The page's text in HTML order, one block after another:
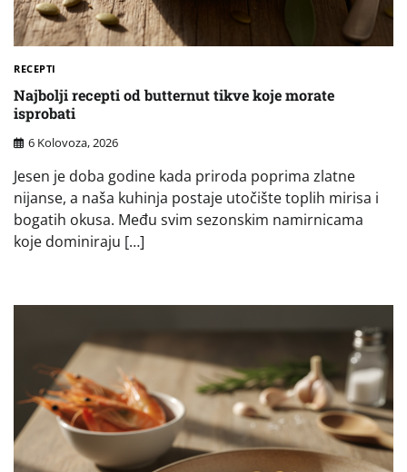
RECEPTI
Najbolji recepti od butternut tikve koje morate
isprobati
6 Kolovoza, 2026
Jesen je doba godine kada priroda poprima zlatne
nijanse, a naša kuhinja postaje utočište toplih mirisa i
bogatih okusa. Među svim sezonskim namirnicama
koje dominiraju […]